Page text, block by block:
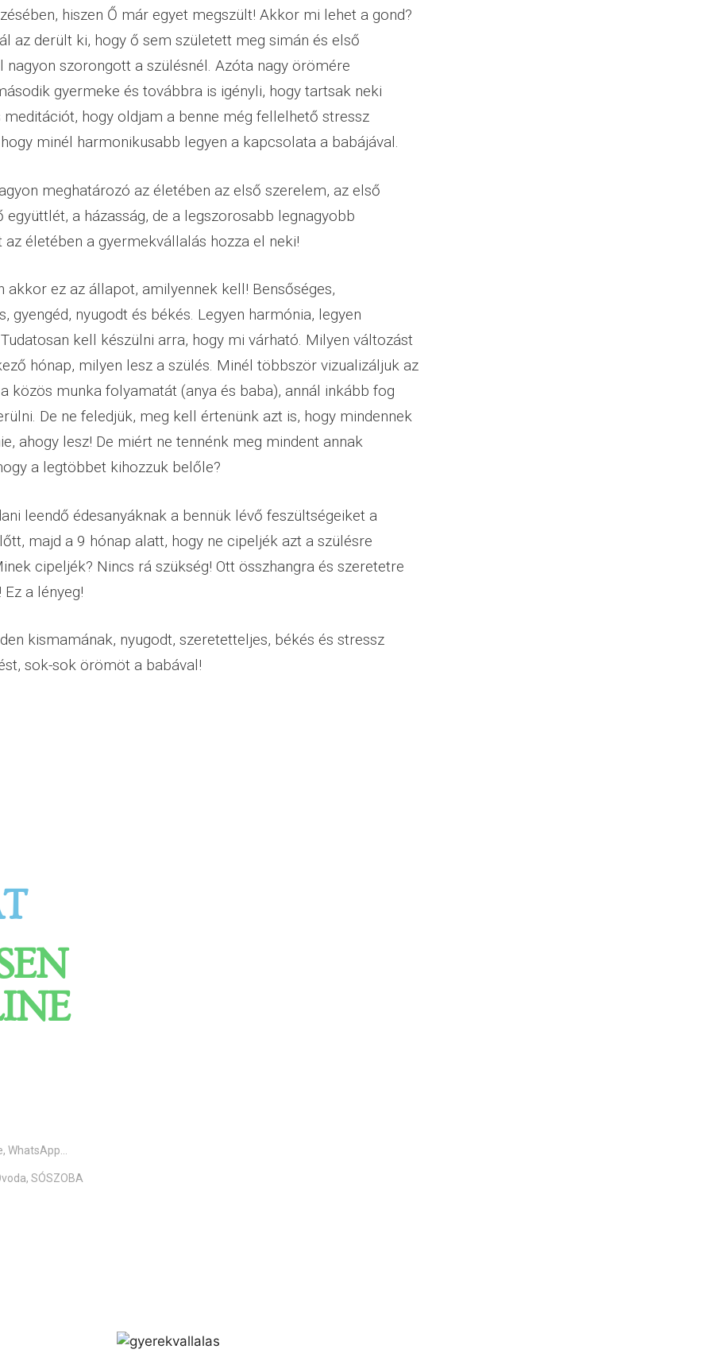
hiszen Ő már egyet megszült! Akkor mi lehet a gond?
az derült ki, hogy ő sem született meg simán és első
nagyon szorongott a szülésnél. Azóta nagy örömére
gyermeke és továbbra is igényli, hogy tartsak neki
meditációt, hogy oldjam a benne még fellelhető stressz
minél harmonikusabb legyen a kapcsolata a babájával.
meghatározó az életében az első szerelem, az első
együttlét, a házasság, de a legszorosabb legnagyobb
életében a gyermekvállalás hozza el neki!
akkor ez az állapot, amilyennek kell! Bensőséges,
gyengéd, nyugodt és békés. Legyen harmónia, legyen
kell készülni arra, hogy mi várható. Milyen változást
hónap, milyen lesz a szülés. Minél többször vizualizáljuk az
közös munka folyamatát (anya és baba), annál inkább fog
De ne feledjük, meg kell értenünk azt is, hogy mindennek
ahogy lesz! De miért ne tennénk meg mindent annak
a legtöbbet kihozzuk belőle?
leendő édesanyáknak a bennük lévő feszültségeiket a
majd a 9 hónap alatt, hogy ne cipeljék azt a szülésre
cipeljék? Nincs rá szükség! Ott összhangra és szeretetre
a lényeg!
kismamának, nyugodt, szeretetteljes, békés és stressz
sok-sok örömöt a babával!
SÓSZOBA​